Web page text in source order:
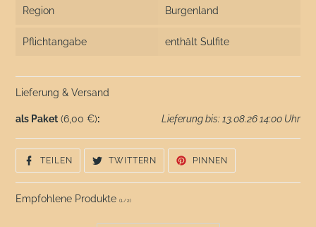
Region Burgenland
Pflichtangabe enthält Sulfite
Lieferung & Versand
als Paket (6,00 €): Lieferung bis: 13.08.26 14:00 Uhr
TEILENAUF
FACEBOOK
TEILEN
TWITTERN
TWITTER
TWITTERN
PINNEN
PINNEN
Empfohlene Produkte (1 /2)